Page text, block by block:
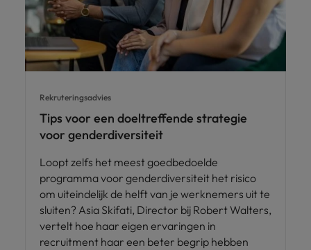
Rekruteringsadvies
Tips voor een doeltreffende strategie
voor genderdiversiteit
Loopt zelfs het meest goedbedoelde
programma voor genderdiversiteit het risico
om uiteindelijk de helft van je werknemers uit te
sluiten? Asia Skifati, Director bij Robert Walters,
vertelt hoe haar eigen ervaringen in
recruitment haar een beter begrip hebben